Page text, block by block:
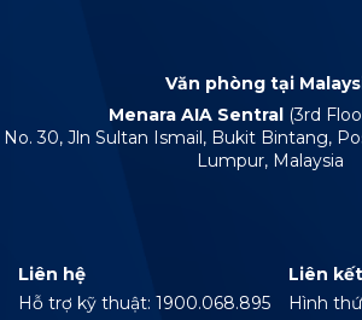
Văn phòng tại
Menara AIA Sentral (3rd
No. 30, Jln Sultan Ismail, Bukit Bintang,
Lumpur, Malaysia
Liên hệ
Hỗ trợ kỹ thuật: 1900.068.895
Liên kết
Hình